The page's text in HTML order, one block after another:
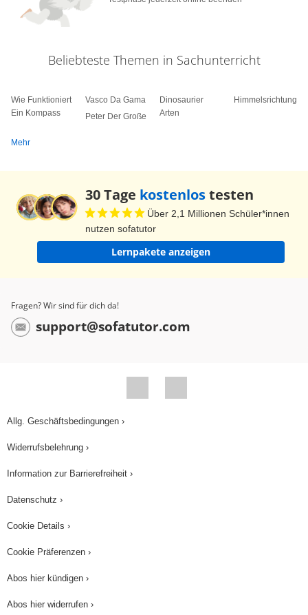
Beliebteste Themen in Sachunterricht
Wie Funktioniert
Ein Kompass
Vasco Da Gama
Peter Der Große
Dinosaurier
Arten
Himmelsrichtungen
Mehr
30 Tage kostenlostesten
Über 2,1 Millionen Schüler*innen
nutzen sofatutor
Lernpakete anzeigen
Fragen? Wir sind für dich da!
support@sofatutor.com
Allg. Geschäftsbedingungen ›
Widerrufsbelehrung ›
Information zur Barrierefreiheit ›
Datenschutz ›
Cookie Details ›
Cookie Präferenzen ›
Abos hier kündigen ›
Abos hier widerrufen ›